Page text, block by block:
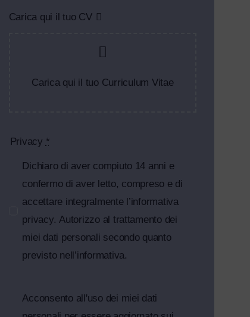
Carica qui il tuo CV
Carica qui il tuo Curriculum Vitae
Privacy *
Dichiaro di aver compiuto 14 anni e
confermo di aver letto, compreso e di
accettare integralmente l’informativa
privacy. Autorizzo al trattamento dei
miei dati personali secondo quanto
previsto nell’informativa.
Acconsento all'uso dei miei dati